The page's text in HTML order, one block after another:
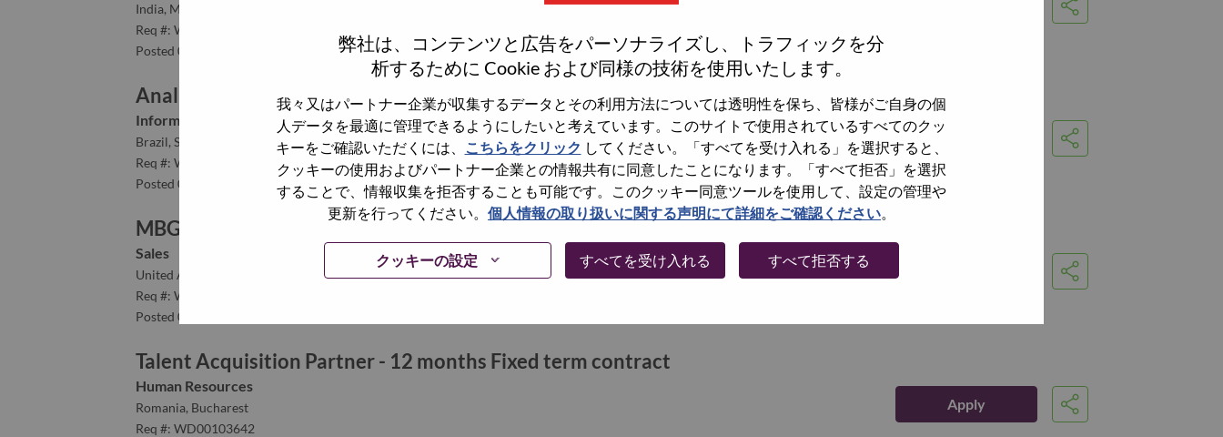
弊社は、コンテンツと広告をパーソナライズし、トラフィックを分
析するために Cookie および同様の技術を使用いたします。
我々又はパートナー企業が収集するデータとその利用方法については透明性を保ち、皆様がご自身の個
人データを最適に管理できるようにしたいと考えています。このサイトで使用されているすべてのクッ
キーをご確認いただくには、
こちらをクリック してください。「すべてを受け入れる」を選択すると、
クッキーの使用およびパートナー企業との情報共有に同意したことになります。「すべて拒否」を選択
することで、情報収集を拒否することも可能です。このクッキー同意ツールを使用して、設定の管理や
更新を行ってください。 個人情報の取り扱いに関する声明にて詳細をご確認ください。
クッキーの設定 すべてを受け入れる すべて拒否する
India, Maharashtra, Mumbai
Req #: WD00103611
Posted 05-Aug-2026
Share
Analista de Suporte em Campo III
Information Technology
Brazil, São Paulo, Sao Paulo
Req #: WD00101955
Posted 05-Aug-2026
Share
MBG Telco Sales Executive, Gulf
Sales
United Arab Emirates, Dubai, Dubai
Req #: WD00103600
Posted 05-Aug-2026
Share
Talent Acquisition Partner - 12 months Fixed term contract
Human Resources
Romania, Bucharest
Req #: WD00103642
Apply Share